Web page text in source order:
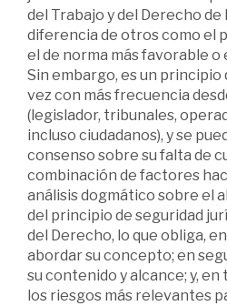
del Trabajo y del Derecho de
diferencia de otros como el
el de norma más favorable o
Sin embargo, es un principio
vez con más frecuencia
(legislador, tribunales,
incluso ciudadanos), y se
consenso sobre su falta de
combinación de factores
análisis dogmático sobre el
del principio de seguridad
del Derecho, lo que obliga,
abordar su concepto; en
su contenido y alcance; y,
los riesgos más relevantes